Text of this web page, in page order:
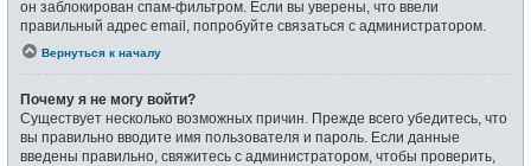
он заблокирован спам-фильтром. Если вы уверены, что ввели
правильный адрес email, попробуйте связаться с администратором.
Вернуться к началу
Почему я не могу войти?
Существует несколько возможных причин. Прежде всего убедитесь, что
вы правильно вводите имя пользователя и пароль. Если данные
введены правильно, свяжитесь с администратором, чтобы проверить,